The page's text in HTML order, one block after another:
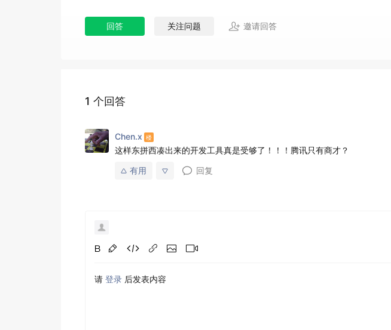
回答 关注问题 邀请回答
1 个回答
Chen.x
这样东拼西凑出来的开发工具真是受够了！！！腾讯只有商才？
有用
回复
请 登录 后发表内容